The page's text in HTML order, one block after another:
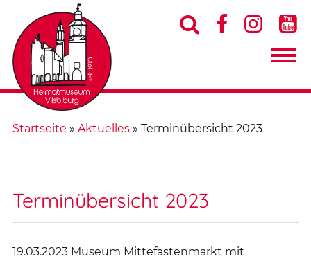
   
Startseite » Aktuelles» Terminübersicht 2023
Terminübersicht 2023
19.03.2023 Museum Mittefastenmarkt mit